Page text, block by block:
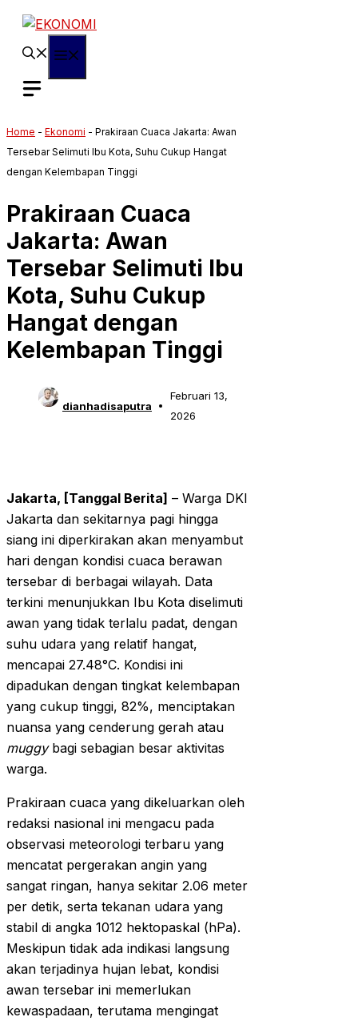
Langsung
Home - Ekonomi - Prakiraan Cuaca Jakarta: Awan
Tersebar Selimuti Ibu Kota, Suhu Cukup Hangat
dengan Kelembapan Tinggi
Prakiraan Cuaca
Jakarta: Awan
Tersebar Selimuti Ibu
Kota, Suhu Cukup
Hangat dengan
Kelembapan Tinggi
dianhadisaputra
Februari 13,
2026
Jakarta, [Tanggal Berita] – Warga DKI
Jakarta dan sekitarnya pagi hingga
siang ini diperkirakan akan menyambut
hari dengan kondisi cuaca berawan
tersebar di berbagai wilayah. Data
terkini menunjukkan Ibu Kota diselimuti
awan yang tidak terlalu padat, dengan
suhu udara yang relatif hangat,
mencapai 27.48°C. Kondisi ini
dipadukan dengan tingkat kelembapan
yang cukup tinggi, 82%, menciptakan
nuansa yang cenderung gerah atau
muggybagi sebagian besar aktivitas
warga.
Prakiraan cuaca yang dikeluarkan oleh
redaksi nasional ini mengacu pada
observasi meteorologi terbaru yang
mencatat pergerakan angin yang
sangat ringan, hanya sekitar 2.06 meter
per detik, serta tekanan udara yang
stabil di angka 1012 hektopaskal (hPa).
Meskipun tidak ada indikasi langsung
akan terjadinya hujan lebat, kondisi
awan tersebar ini memerlukan
kewaspadaan, terutama mengingat